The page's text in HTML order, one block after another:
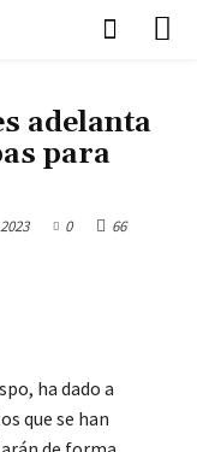
adelanta
para
0 66
ha dado a
que se han